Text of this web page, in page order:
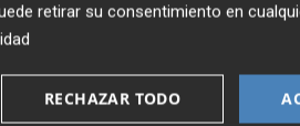
retirar su consentimiento en
RECHAZAR TODO